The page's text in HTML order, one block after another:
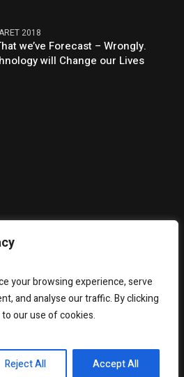
your browsing experience, serve
and analyse our traffic. By clicking
our use of cookies.
Reject All Accept All
2018
we’ve Forecast – Wrongly.
will Change our Lives
Hubungi Kami Privacy Policy
© 2025